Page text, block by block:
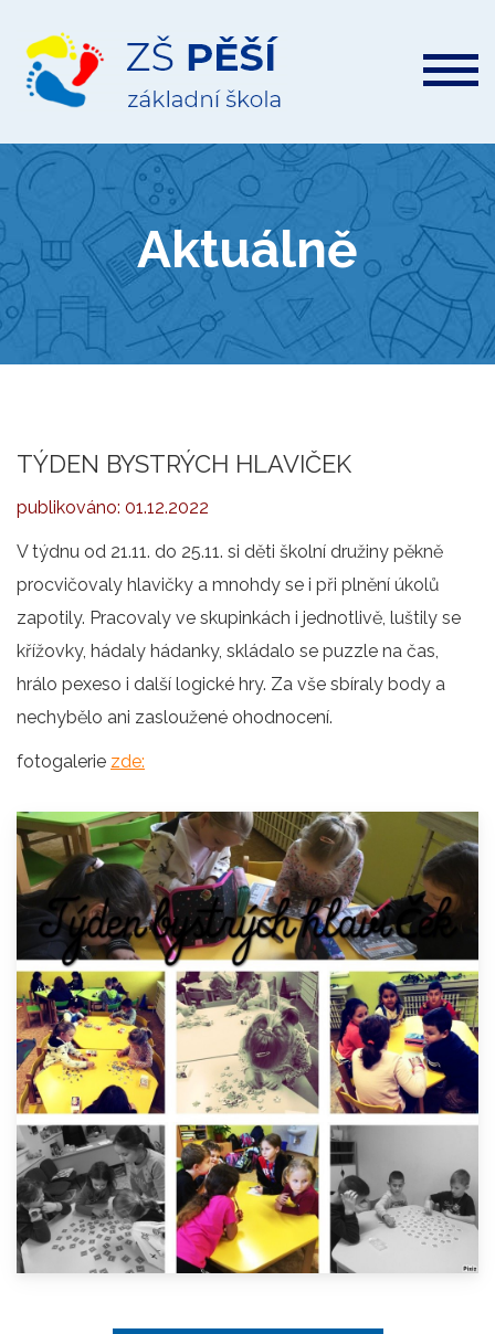
ZŠ
Pěší
Aktuálně
TÝDEN BYSTRÝCH HLAVIČEK
publikováno: 01.12.2022
V týdnu od 21.11. do 25.11. si děti školní družiny pěkně
procvičovaly hlavičky a mnohdy se i při plnění úkolů
zapotily. Pracovaly ve skupinkách i jednotlivě, luštily se
křížovky, hádaly hádanky, skládalo se puzzle na čas,
hrálo pexeso i další logické hry. Za vše sbíraly body a
nechybělo ani zasloužené ohodnocení.
fotogalerie zde: